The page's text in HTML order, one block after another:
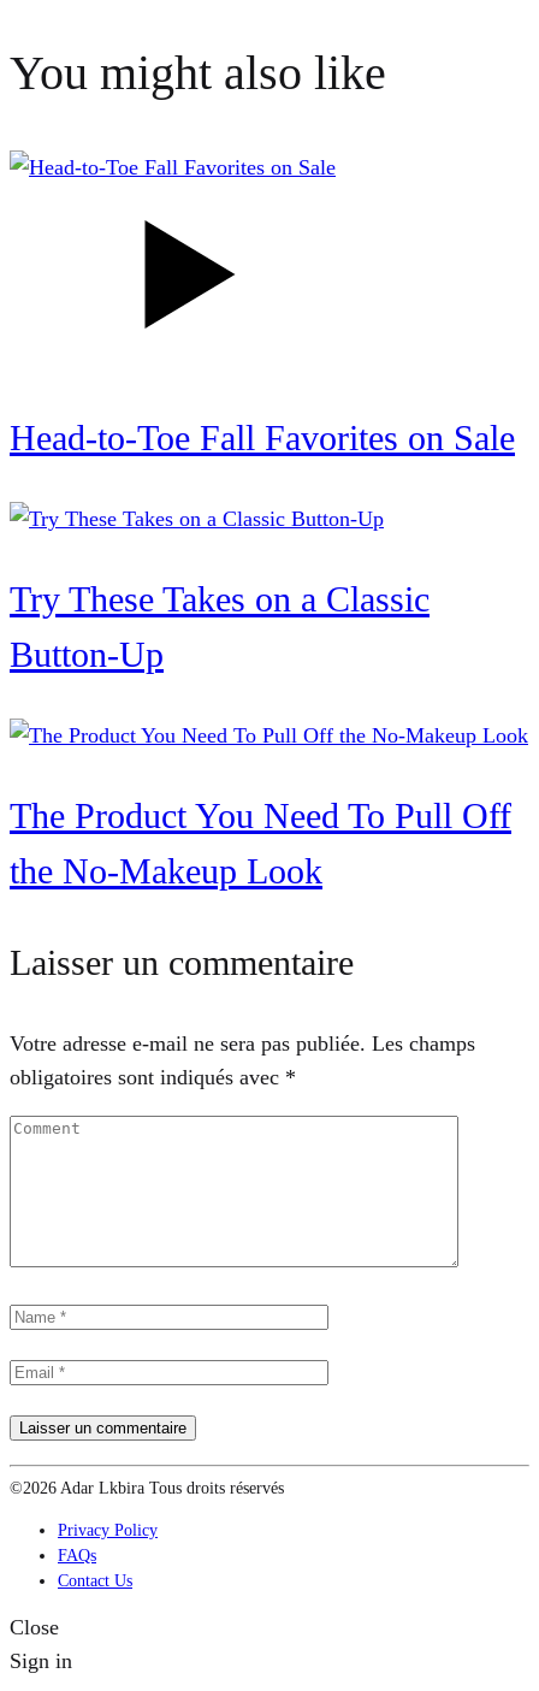
You might also like
Head-to-Toe Fall Favorites on Sale
Try These Takes on a Classic
Button-Up
The Product You Need To Pull Off
the No-Makeup Look
Laisser un commentaire
Votre adresse e-mail ne sera pas publiée. Les champs
obligatoires sont indiqués avec *
©2026 Adar Lkbira Tous droits réservés
Privacy Policy
FAQs
Contact Us
Close
Sign in